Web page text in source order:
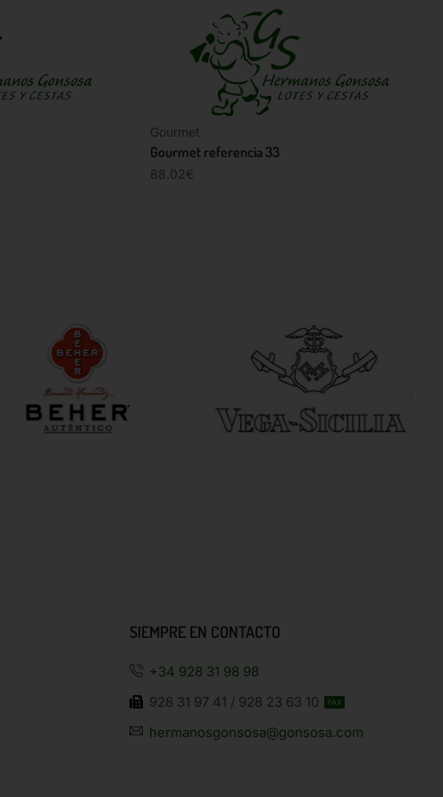
Gourmet
Gourmet referencia 33
88.02€
SIEMPRE EN CONTACTO
+34 928 31 98 98
928 31 97 41 / 928 23 63 10
FAX
hermanosgonsosa@gonsosa.com